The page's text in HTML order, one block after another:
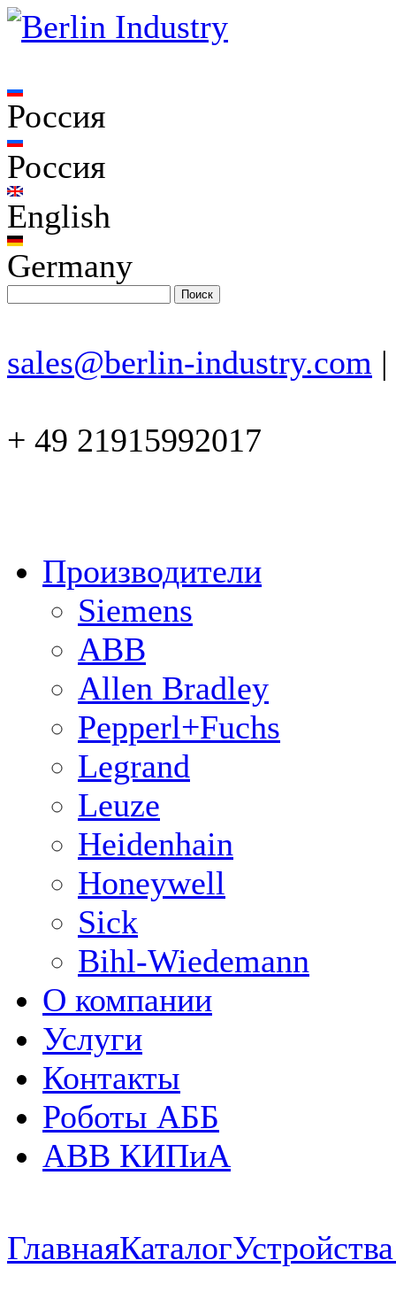
Россия
Россия
English
Germany
sales@berlin-industry.com |
+ 49 21915992017
Производители
Siemens
ABB
Allen Bradley
Pepperl+Fuchs
Legrand
Leuze
Heidenhain
Honeywell
Sick
Bihl-Wiedemann
О компании
Услуги
Контакты
Роботы АББ
ABB КИПиА
ГлавнаяКаталог